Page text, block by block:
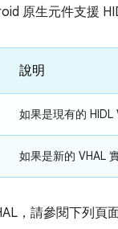
原生元件支援
說明
如果是現有的
如果是新的 VHAL
，請參閱下列頁面